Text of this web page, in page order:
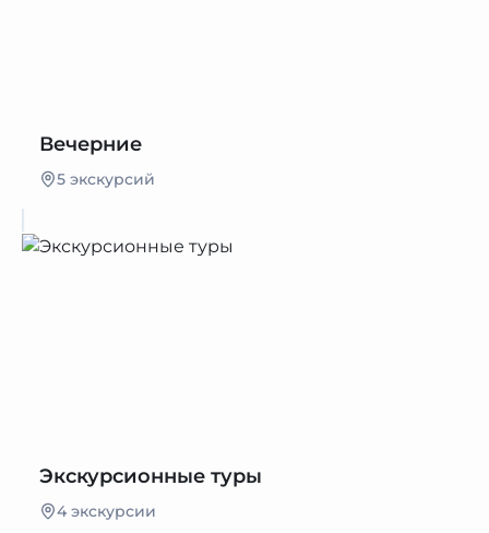
Вечерние
5 экскурсий
Экскурсионные туры
4 экскурсии